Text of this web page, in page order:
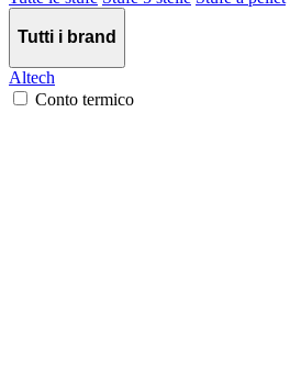
Tutti i brand
Altech
Conto termico